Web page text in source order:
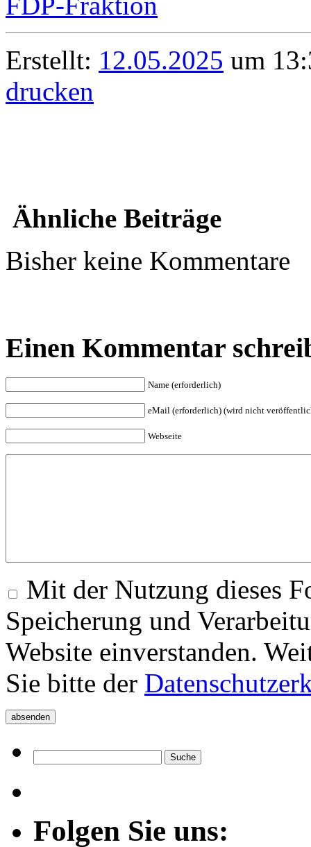
Erstellt: 12.05.2025 um
drucken
Ähnliche Beiträge
Bisher keine Kommentare
Einen Kommentar
Name (erforderlich)
eMail (erforderlich) (wird nicht
Webseite
Mit der Nutzung dieses
Speicherung und
Website einverstanden.
Sie bitte der
Folgen Sie uns: